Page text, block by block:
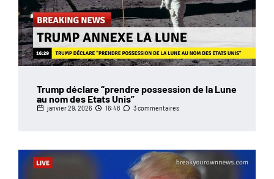
Trump déclare “prendre possession de la Lune
au nom des Etats Unis”
janvier 29, 2026 16:48 3 commentaires